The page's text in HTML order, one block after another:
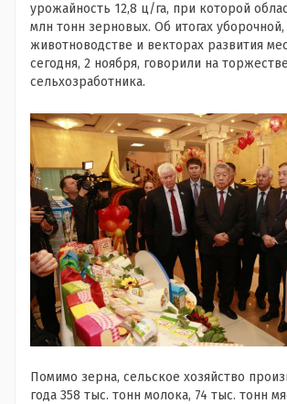
урожайность 12,8 ц/га, при которой
млн тонн зерновых. Об итогах
животноводстве и векторах развития
сегодня, 2 ноября, говорили на
сельхозработника.
Помимо зерна, сельское хозяйство
года 358 тыс. тонн молока, 74 тыс. тонн